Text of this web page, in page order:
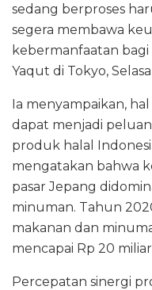
sedang berproses
segera membawa
kebermanfaatan bagi
Yaqut di Tokyo, Selasa
Ia menyampaikan,
dapat menjadi
produk halal
mengatakan bahwa
pasar Jepang
minuman. Tahun
makanan dan
mencapai Rp 20
Percepatan sinergi